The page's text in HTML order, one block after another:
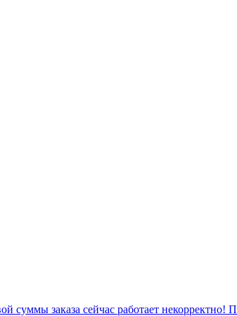
заказа сейчас работает